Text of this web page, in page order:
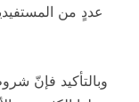
عددٍ من
وبالتأكيد فإنّ